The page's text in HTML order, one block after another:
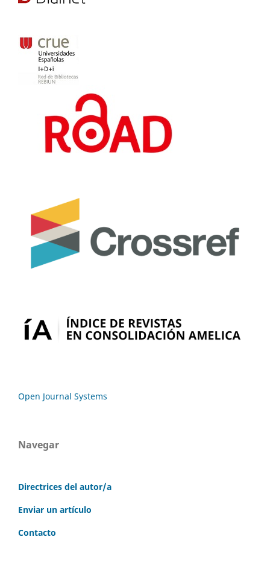
Open Journal Systems
Navegar
Directrices del autor/a
Enviar un artículo
Contacto